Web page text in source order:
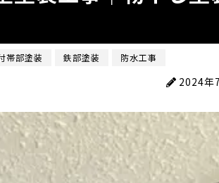
帯部塗装 鉄部塗装 防水工事
2024年